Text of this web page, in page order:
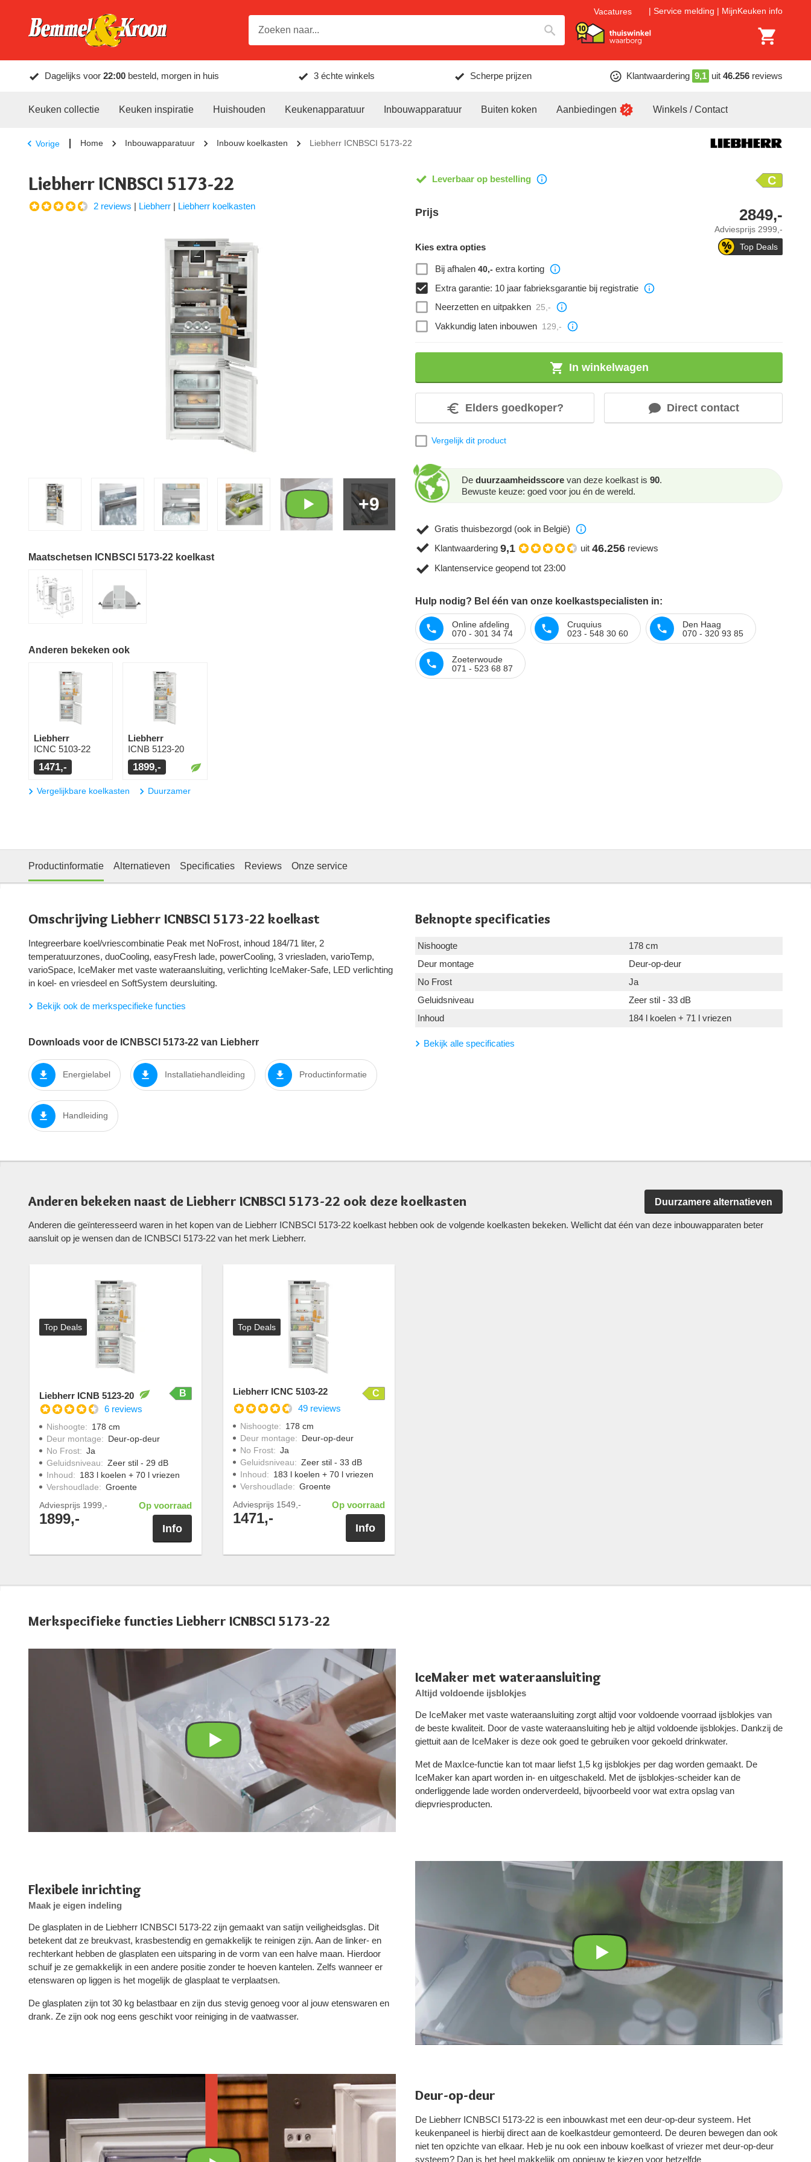
Vacatures Service melding MijnKeuken info
Dagelijks voor 22:00 besteld, morgen in huis 3 échte winkels Scherpe prijzen Klantwaardering 9,1 uit 46.256 reviews
Keuken collectie Keuken inspiratie Huishouden Keukenapparatuur Inbouwapparatuur Buiten koken Aanbiedingen Winkels / Contact
Vorige Home Inbouwapparatuur Inbouw koelkasten Liebherr ICNBSCI 5173-22
Liebherr ICNBSCI 5173-22
2 reviews | Liebherr | Liebherr koelkasten
+9
Maatschetsen ICNBSCI 5173-22 koelkast
Anderen bekeken ook
Liebherr
ICNC 5103-22
1471,-
Liebherr
ICNB 5123-20
1899,-
Vergelijkbare koelkasten Duurzamer
Leverbaar op bestelling C
Prijs
Adviesprijs 2999,-
2849,-
Top Deals
Kies extra opties
Bij afhalen 40,- extra korting
Extra garantie: 10 jaar fabrieksgarantie bij registratie
Neerzetten en uitpakken 25,-
Vakkundig laten inbouwen 129,-
In winkelwagen
Elders goedkoper? Direct contact
Vergelijk dit product
De duurzaamheidsscore van deze koelkast is 90.
Bewuste keuze: goed voor jou én de wereld.
Gratis thuisbezorgd (ook in België)
Klantwaardering 9,1 uit 46.256 reviews
Klantenservice geopend tot 23:00
Hulp nodig? Bel één van onze koelkastspecialisten in:
Online afdeling
070 - 301 34 74
Cruquius
023 - 548 30 60
Den Haag
070 - 320 93 85
Zoeterwoude
071 - 523 68 87
Productinformatie Alternatieven Specificaties Reviews Onze service
Omschrijving Liebherr ICNBSCI 5173-22 koelkast
Integreerbare koel/vriescombinatie Peak met NoFrost, inhoud 184/71 liter, 2
temperatuurzones, duoCooling, easyFresh lade, powerCooling, 3 vriesladen, varioTemp,
varioSpace, IceMaker met vaste wateraansluiting, verlichting IceMaker-Safe, LED verlichting
in koel- en vriesdeel en SoftSystem deursluiting.
Bekijk ook de merkspecifieke functies
Downloads voor de ICNBSCI 5173-22 van Liebherr
Energielabel Installatiehandleiding Productinformatie
Handleiding
Beknopte specificaties
Nishoogte
178 cm
Deur montage
Deur-op-deur
No Frost
Ja
Geluidsniveau
Zeer stil - 33 dB
Inhoud
184 l koelen + 71 l vriezen
Bekijk alle specificaties
Anderen bekeken naast de Liebherr ICNBSCI 5173-22 ook deze koelkasten Duurzamere alternatieven
Anderen die geïnteresseerd waren in het kopen van de Liebherr ICNBSCI 5173-22 koelkast hebben ook de volgende koelkasten bekeken. Wellicht dat één van deze inbouwapparaten beter
aansluit op je wensen dan de ICNBSCI 5173-22 van het merk Liebherr.
Top Deals
Liebherr ICNB 5123-20
B
6 reviews
Nishoogte: 178 cm
Deur montage: Deur-op-deur
No Frost: Ja
Geluidsniveau: Zeer stil - 29 dB
Inhoud: 183 l koelen + 70 l vriezen
Vershoudlade: Groente
Adviesprijs 1999,-
1899,-
Op voorraad
Info
Top Deals
Liebherr ICNC 5103-22
C
49 reviews
Nishoogte: 178 cm
Deur montage: Deur-op-deur
No Frost: Ja
Geluidsniveau: Zeer stil - 33 dB
Inhoud: 183 l koelen + 70 l vriezen
Vershoudlade: Groente
Adviesprijs 1549,-
1471,-
Op voorraad
Info
Merkspecifieke functies Liebherr ICNBSCI 5173-22
IceMaker met wateraansluiting
Altijd voldoende ijsblokjes
De IceMaker met vaste wateraansluiting zorgt altijd voor voldoende voorraad ijsblokjes van
de beste kwaliteit. Door de vaste wateraansluiting heb je altijd voldoende ijsblokjes. Dankzij de
giettuit aan de IceMaker is deze ook goed te gebruiken voor gekoeld drinkwater.
Met de MaxIce-functie kan tot maar liefst 1,5 kg ijsblokjes per dag worden gemaakt. De
IceMaker kan apart worden in- en uitgeschakeld. Met de ijsblokjes-scheider kan de
onderliggende lade worden onderverdeeld, bijvoorbeeld voor wat extra opslag van
diepvriesproducten.
Flexibele inrichting
Maak je eigen indeling
De glasplaten in de Liebherr ICNBSCI 5173-22 zijn gemaakt van satijn veiligheidsglas. Dit
betekent dat ze breukvast, krasbestendig en gemakkelijk te reinigen zijn. Aan de linker- en
rechterkant hebben de glasplaten een uitsparing in de vorm van een halve maan. Hierdoor
schuif je ze gemakkelijk in een andere positie zonder te hoeven kantelen. Zelfs wanneer er
etenswaren op liggen is het mogelijk de glasplaat te verplaatsen.
De glasplaten zijn tot 30 kg belastbaar en zijn dus stevig genoeg voor al jouw etenswaren en
drank. Ze zijn ook nog eens geschikt voor reiniging in de vaatwasser.
Deur-op-deur
De Liebherr ICNBSCI 5173-22 is een inbouwkast met een deur-op-deur systeem. Het
keukenpaneel is hierbij direct aan de koelkastdeur gemonteerd. De deuren bewegen dan ook
niet ten opzichte van elkaar. Heb je nu ook een inbouw koelkast of vriezer met deur-op-deur
systeem? Dan is het heel makkelijk om opnieuw te kiezen voor hetzelfde